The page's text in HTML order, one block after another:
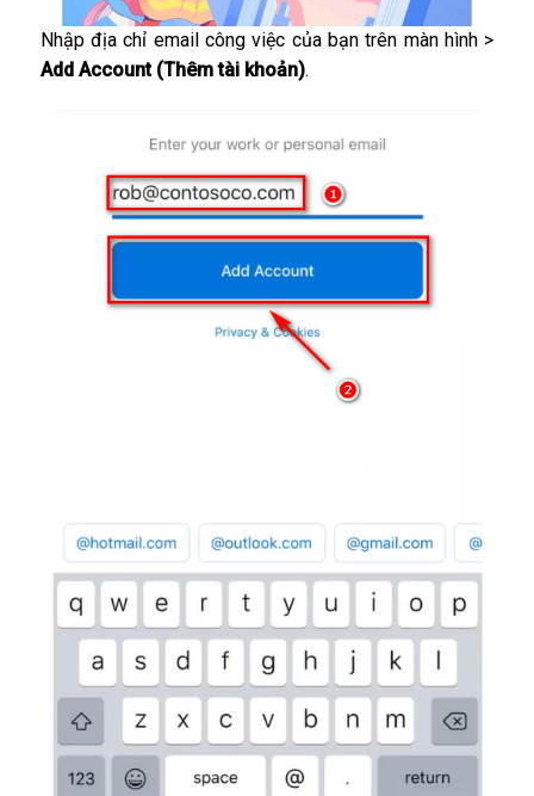
Nhập địa chỉ email công việc của bạn trên màn hình >
Add Account (Thêm tài khoản).